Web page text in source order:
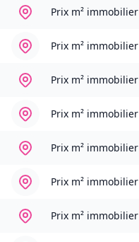
Prix m² immobilier
Prix m² immobilier
Prix m² immobilier
Prix m² immobilier
Prix m² immobilier
Prix m² immobilier
Prix m² immobilier